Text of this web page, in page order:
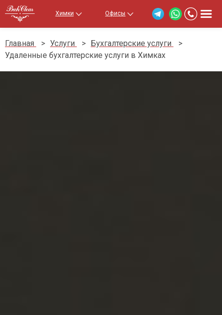
Химки Офисы
Главная > Услуги > Бухгалтерские услуги
>
Удаленные бухгалтерские услуги в Химках